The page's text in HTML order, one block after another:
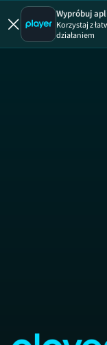
Wypróbuj
Korzystaj z
działaniem